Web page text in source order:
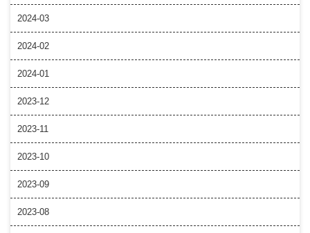
2024-03
2024-02
2024-01
2023-12
2023-11
2023-10
2023-09
2023-08